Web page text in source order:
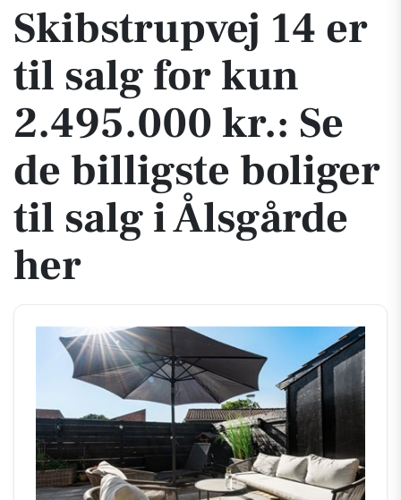
Skibstrupvej 14 er
til salg for kun
2.495.000 kr.: Se
de billigste boliger
til salg i Ålsgårde
her